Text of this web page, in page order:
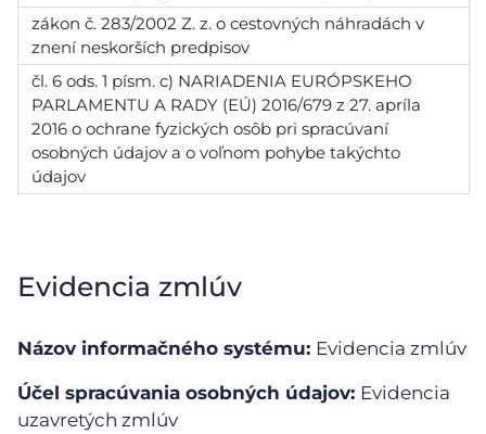
zákon č. 283/2002 Z. z. o cestovných náhradách v
znení neskorších predpisov
čl. 6 ods. 1 písm. c) NARIADENIA EURÓPSKEHO
PARLAMENTU A RADY (EÚ) 2016/679 z 27. apríla
2016 o ochrane fyzických osôb pri spracúvaní
osobných údajov a o voľnom pohybe takýchto
údajov
Evidencia zmlúv
Názov informačného systému: Evidencia zmlúv
Účel spracúvania osobných údajov: Evidencia
uzavretých zmlúv